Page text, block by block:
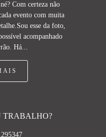
Com certeza não
evento com muita
esse da foto,
acompanhado
Há...
TRABALHO?